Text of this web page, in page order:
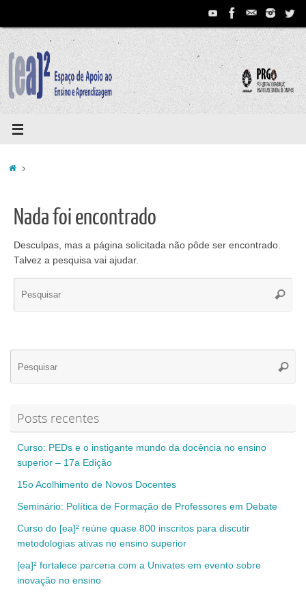
conteúdo
Home
Nada foi encontrado
Desculpas, mas a página solicitada não pôde ser encontrado.
Talvez a pesquisa vai ajudar.
Posts recentes
Curso: PEDs e o instigante mundo da docência no ensino
superior – 17a Edição
15o Acolhimento de Novos Docentes
Seminário: Política de Formação de Professores em Debate
Curso do [ea]² reúne quase 800 inscritos para discutir
metodologias ativas no ensino superior
[ea]² fortalece parceria com a Univates em evento sobre
inovação no ensino